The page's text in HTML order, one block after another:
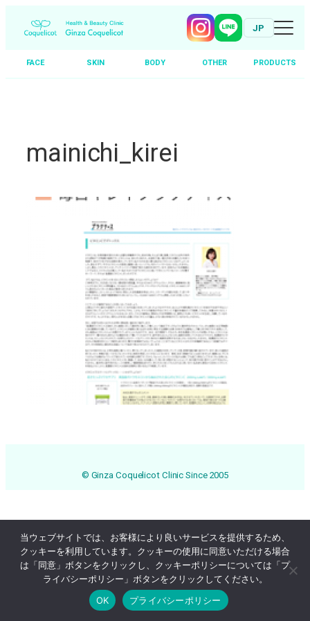
JP
FACE SKIN BODY OTHER PRODUCTS
Online Reservation 03-3569-1233
mainichi_kirei
© Ginza Coquelicot Clinic Since 2005
当ウェブサイトでは、お客様により良いサービスを提供するため、
クッキーを利用しています。クッキーの使用に同意いただける場合
は「同意」ボタンをクリックし、クッキーポリシーについては「プ
ライバシーポリシー」ボタンをクリックしてください。
OK
プライバシーポリシー